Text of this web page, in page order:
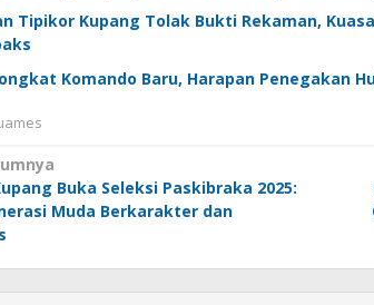
Tipikor Kupang Tolak Bukti Rekaman,
Komando Baru, Harapan Penegakan
Buka Seleksi Paskibraka 2025:
Muda Berkarakter dan